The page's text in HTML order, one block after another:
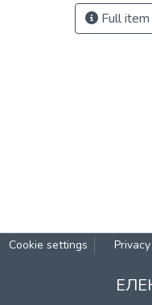
Full
Cookie settings